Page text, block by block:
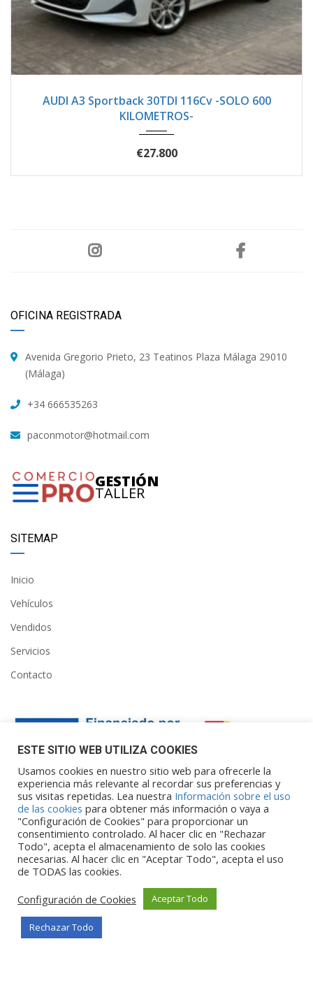
AUDI A3 Sportback 30TDI 116Cv -SOLO 600
KILOMETROS-
€27.800
OFICINA REGISTRADA
Avenida Gregorio Prieto, 23 Teatinos Plaza Málaga 29010
(Málaga)
+34 666535263
paconmotor@hotmail.com
GESTIÓN
TALLER
SITEMAP
Inicio
Vehículos
Vendidos
Servicios
Contacto
Financiado por la Unión Europea – NextGenerationEU. Sin
embargo, los puntos de vista y las
opiniones expresadas son únicamente los del autor o autores y
no reflejan necesariamente los de
la Unión Europea o la Comisión Europea. Ni la Unión Europea ni
la Comisión Europea pueden ser
consideradas responsables de las mismas.
ESTE SITIO WEB UTILIZA COOKIES
Usamos cookies en nuestro sitio web para ofrecerle la
experiencia más relevante al recordar sus preferencias y
sus visitas repetidas. Lea nuestra Información sobre el uso
de las cookies para obtener más información o vaya a
"Configuración de Cookies" para proporcionar un
consentimiento controlado. Al hacer clic en "Rechazar
Todo", acepta el almacenamiento de solo las cookies
necesarias. Al hacer clic en "Aceptar Todo", acepta el uso
de TODAS las cookies.
Configuración de Cookies
Aceptar Todo
Rechazar Todo